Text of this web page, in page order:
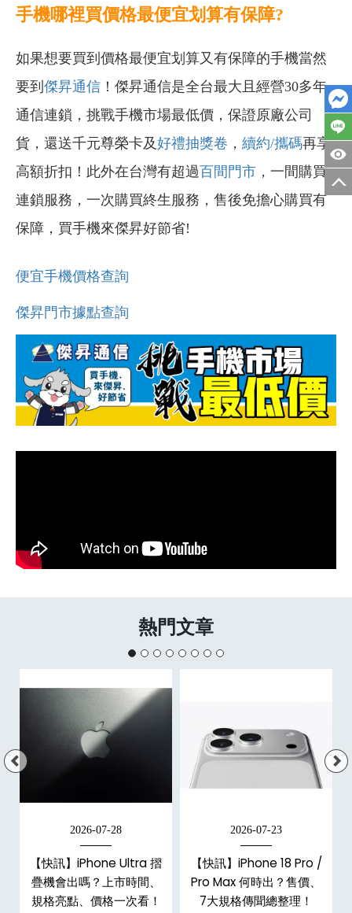
手機哪裡買價格最便宜划算有保障?
如果想要買到價格最便宜划算又有保障的手機當然
要到 傑昇通信 ！傑昇通信是全台最大且經營30多年
通信連鎖，挑戰手機市場最低價，保證原廠公司
貨，還送千元尊榮卡及好禮抽獎卷 ， 續約/攜碼再享
高額折扣！此外在台灣有超過百間門市 ，一間購買
連鎖服務，一次購買終生服務，售後免擔心購買有
保障，買手機來傑昇好節省!
便宜手機價格查詢
傑昇門市據點查詢
熱門文章
2026-07-28
【快訊】iPhone Ultra 摺
疊機會出嗎？上市時間、
規格亮點、價格一次看！
2026-07-23
【快訊】iPhone 18 Pro /
Pro Max 何時出？售價、
7大規格傳聞總整理！